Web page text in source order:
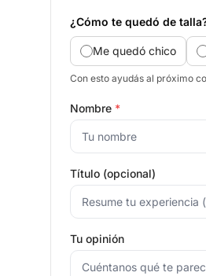
¿Cómo te quedó de
Me quedó chico
Con esto ayudás al próximo
Nombre *
Título (opcional)
Tu opinión